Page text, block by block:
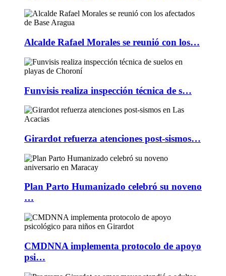
Alcalde Rafael Morales se reunió con los…
Funvisis realiza inspección técnica de s…
Girardot refuerza atenciones post-sismos…
Plan Parto Humanizado celebró su noveno
…
CMDNNA implementa protocolo de apoyo
psi…